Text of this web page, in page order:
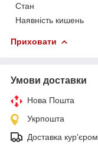
Стан
Наявність кишень
Приховати
Умови доставки
Нова Пошта
Укрпошта
Доставка кур'єром